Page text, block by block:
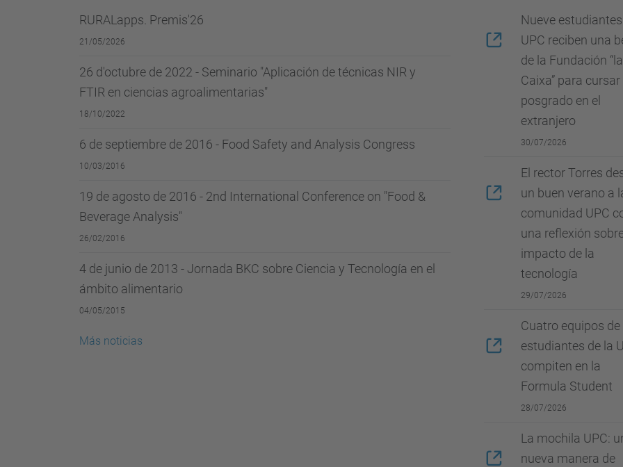
RURALapps. Premis'26
21/05/2026
26 d'octubre de 2022 - Seminario "Aplicación de técnicas NIR y
FTIR en ciencias agroalimentarias"
18/10/2022
6 de septiembre de 2016 - Food Safety and Analysis Congress
10/03/2016
19 de agosto de 2016 - 2nd International Conference on "Food &
Beverage Analysis"
26/02/2016
4 de junio de 2013 - Jornada BKC sobre Ciencia y Tecnología en el
ámbito alimentario
04/05/2015
Más noticias
Nueve estudiantes
UPC reciben una
de la Fundación “la
Caixa” para cursar
posgrado en el
extranjero
30/07/2026
El rector Torres
un buen verano a
comunidad UPC
una reflexión
impacto de la
tecnología
29/07/2026
Cuatro equipos de
estudiantes de la
compiten en la
Formula Student
28/07/2026
La mochila UPC:
nueva manera de